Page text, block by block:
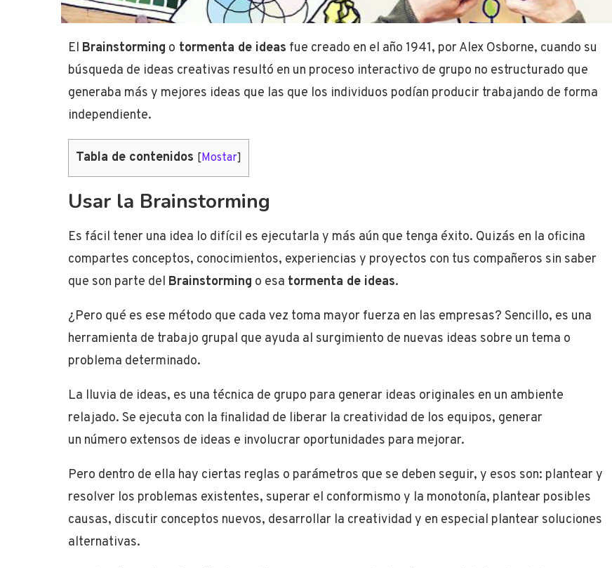
El Brainstorming o tormenta de ideas fue creado en el año 1941, por Alex Osborne, cuando su
búsqueda de ideas creativas resultó en un proceso interactivo de grupo no estructurado que
generaba más y mejores ideas que las que los individuos podían producir trabajando de forma
independiente.
Tabla de contenidos [Mostar]
Usar la Brainstorming
Es fácil tener una idea lo difícil es ejecutarla y más aún que tenga éxito. Quizás en la oficina
compartes conceptos, conocimientos, experiencias y proyectos con tus compañeros sin saber
que son parte del Brainstorming o esa tormenta de ideas.
¿Pero qué es ese método que cada vez toma mayor fuerza en las empresas? Sencillo, es una
herramienta de trabajo grupal que ayuda al surgimiento de nuevas ideas sobre un tema o
problema determinado.
La lluvia de ideas, es una técnica de grupo para generar ideas originales en un ambiente
relajado. Se ejecuta con la finalidad de liberar la creatividad de los equipos, generar
un número extensos de ideas e involucrar oportunidades para mejorar.
Pero dentro de ella hay ciertas reglas o parámetros que se deben seguir, y esos son: plantear y
resolver los problemas existentes, superar el conformismo y la monotonía, plantear posibles
causas, discutir conceptos nuevos, desarrollar la creatividad y en especial plantear soluciones
alternativas.